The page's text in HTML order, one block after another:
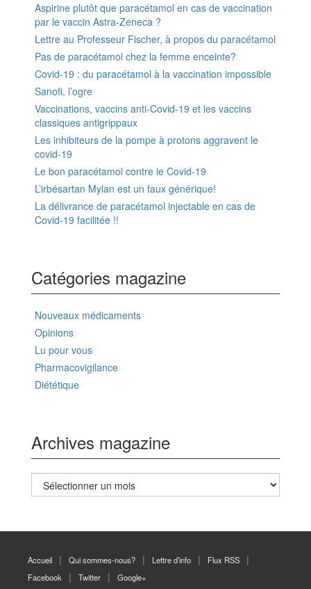
Aspirine plutôt que paracétamol en cas de vaccination
par le vaccin Astra-Zeneca ?
Lettre au Professeur Fischer, à propos du paracétamol
Pas de paracétamol chez la femme enceinte?
Covid-19 : du paracétamol à la vaccination impossible
Sanofi, l’ogre
Vaccinations, vaccins anti-Covid-19 et les vaccins
classiques antigrippaux
Les inhibiteurs de la pompe à protons aggravent le
covid-19
Le bon paracétamol contre le Covid-19
L’irbésartan Mylan est un faux générique!
La délivrance de paracétamol injectable en cas de
Covid-19 facilitée !!
Catégories magazine
Nouveaux médicaments
Opinions
Lu pour vous
Pharmacovigilance
Diététique
Archives magazine
Archives
magazine
Accueil Qui sommes-nous? Lettre d’info
Flux RSS
Facebook
Twitter Google+